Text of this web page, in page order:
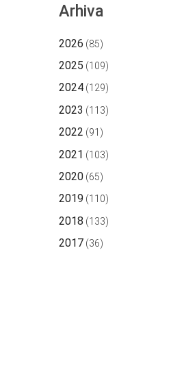
Arhiva
2026 (85)
2025 (109)
2024 (129)
2023 (113)
2022 (91)
2021 (103)
2020 (65)
2019 (110)
2018 (133)
2017 (36)